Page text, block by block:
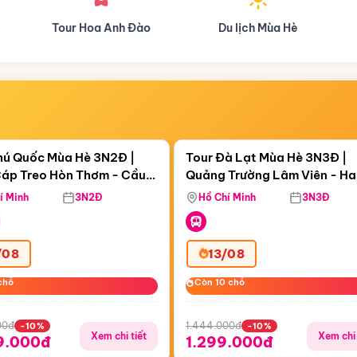
Du lịch Mùa Hè Du lịch Mùa Thu
19:48:26
Treo Hòn Thơm
Quốc Mùa Hè 3N2Đ |
Treo Hòn Thơm - Cầu
Viên Nước Aquatopia
Minh 3N2Đ
-10%
Xem chi tiết
Còn05 ngày 19:48:26
Tour Đà Lạt Mùa Hè 3N3Đ |
Quảng Trường Lâm Viên -
Hill - Puppy Farm
Hồ Chí Minh 3N3Đ
13/08
Còn 10 chỗ
Còn 10 chỗ
1.444.000đ -10%
1.299.000đ Xem